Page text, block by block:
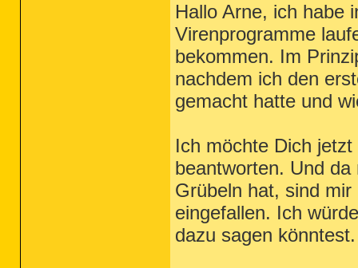
Hallo Arne, ich habe
Virenprogramme
bekommen. Im
nachdem ich den
gemacht hatte und
Ich möchte Dich
beantworten. Und
Grübeln hat, sind
eingefallen. Ich
dazu sagen könntest.